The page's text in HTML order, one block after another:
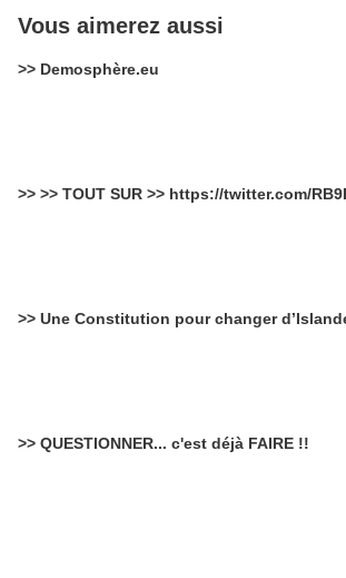
Vous aimerez aussi
>> Demosphère.eu
>> >> TOUT SUR >> https://twitter.com/
>> Une Constitution pour changer
>> QUESTIONNER... c'est déjà FAIRE !!